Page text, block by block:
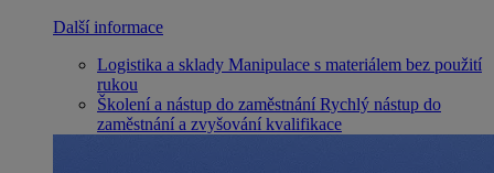
Další informace
Logistika a sklady Manipulace s materiálem bez použití
rukou
Školení a nástup do zaměstnání Rychlý nástup do
zaměstnání a zvyšování kvalifikace